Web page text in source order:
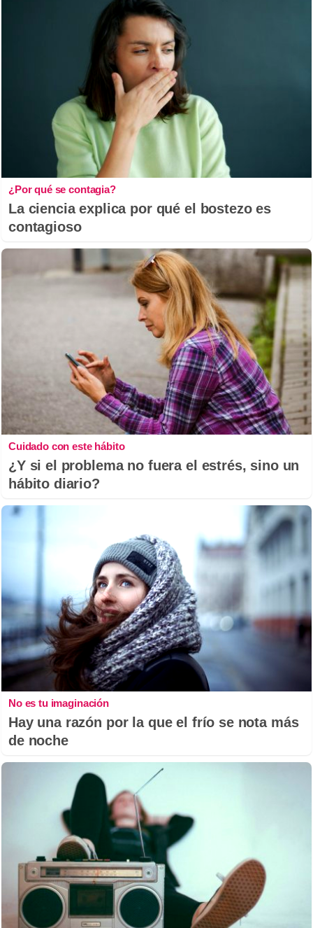
¿Por qué se contagia?
La ciencia explica por qué el bostezo es
contagioso
Cuidado con este hábito
¿Y si el problema no fuera el estrés, sino un
hábito diario?
No es tu imaginación
Hay una razón por la que el frío se nota más
de noche